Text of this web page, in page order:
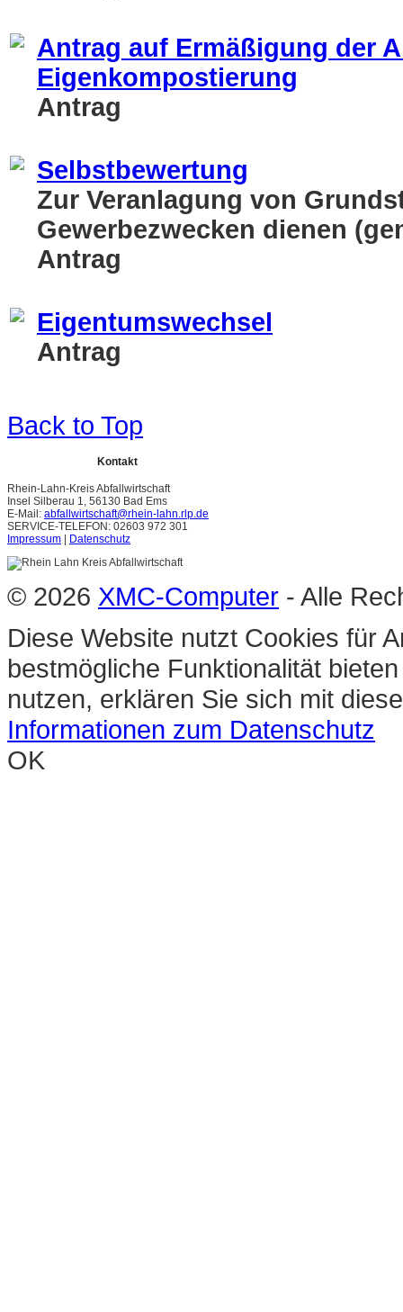
Antrag auf Ermäßigung der
Eigenkompostierung
Antrag
Selbstbewertung
Zur Veranlagung von
Gewerbezwecken dienen
Antrag
Eigentumswechsel
Antrag
Back to Top
Kontakt
Rhein-Lahn-Kreis Abfallwirtschaft
Insel Silberau 1, 56130 Bad Ems
E-Mail: abfallwirtschaft@rhein-lahn.rlp.de
SERVICE-TELEFON: 02603 972 301
Impressum | Datenschutz
© 2026 XMC-Computer - Alle
Diese Website nutzt Cookies für
bestmögliche Funktionalität
nutzen, erklären Sie sich mit
Informationen zum Datenschutz
OK